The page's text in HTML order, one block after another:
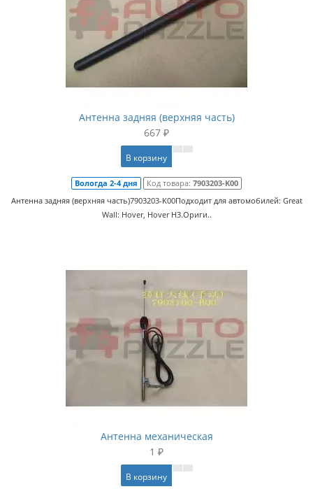
Антенна задняя (верхняя часть)
667 ₽
В корзину
Вологда 2-4 дня Код товара: 7903203-K00
Антенна задняя (верхняя часть)7903203-K00Подходит для автомобилей: Great
Wall: Hover, Hover H3.Ориги..
Антенна механическая
1 ₽
В корзину